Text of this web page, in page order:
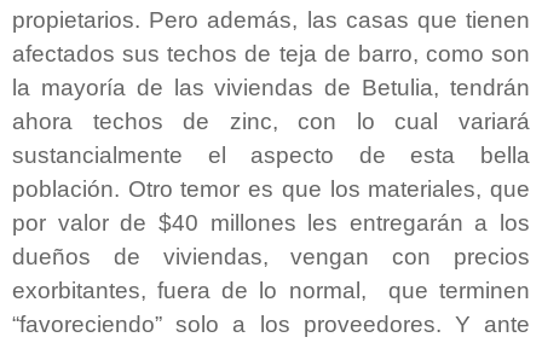
propietarios. Pero además, las casas que tienen
afectados sus techos de teja de barro, como son
la mayoría de las viviendas de Betulia, tendrán
ahora techos de zinc, con lo cual variará
sustancialmente el aspecto de esta bella
población. Otro temor es que los materiales, que
por valor de $40 millones les entregarán a los
dueños de viviendas, vengan con precios
exorbitantes, fuera de lo normal,
que terminen
“favoreciendo” solo a los proveedores. Y ante